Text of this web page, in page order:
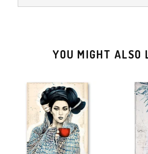
YOU MIGHT ALSO